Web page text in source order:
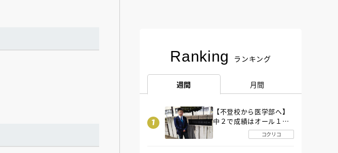
Ranking ランキング
週間 月間
【不登校から医学部へ】
中２で成績はオール１
「昼夜逆転」したわが子
を”夜遊び”に連れ出した
コクリコ